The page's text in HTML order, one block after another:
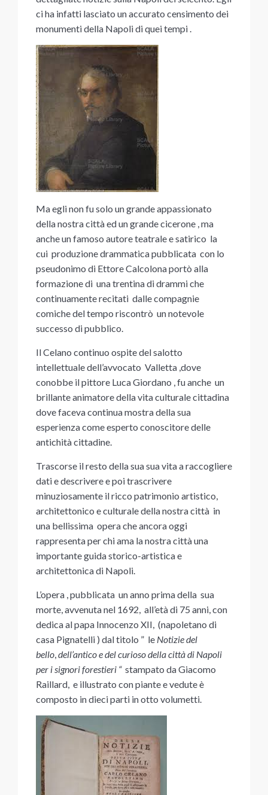
ci ha infatti lasciato un accurato censimento dei
monumenti della Napoli di quei tempi .
Ma egli non fu solo un grande appassionato
della nostra città ed un grande cicerone , ma
anche un famoso autore teatrale e satirico la
cui produzione drammatica pubblicata con lo
pseudonimo di Ettore Calcolona portò alla
formazione di una trentina di drammi che
continuamente recitati dalle compagnie
comiche del tempo riscontrò un notevole
successo di pubblico.
Il Celano continuo ospite del salotto
intellettuale dell’avvocato Valletta ,dove
conobbe il pittore Luca Giordano , fu anche un
brillante animatore della vita culturale cittadina
dove faceva continua mostra della sua
esperienza come esperto conoscitore delle
antichità cittadine.
Trascorse il resto della sua sua vita a raccogliere
dati e descrivere e poi trascrivere
minuziosamente il ricco patrimonio artistico,
architettonico e culturale della nostra città in
una bellissima opera che ancora oggi
rappresenta per chi ama la nostra città una
importante guida storico-artistica e
architettonica di Napoli.
L’opera , pubblicata un anno prima della sua
morte, avvenuta nel 1692, all’età di 75 anni, con
dedica al papa Innocenzo XII, (napoletano di
casa Pignatelli ) dal titolo ” le Notizie del
bello,dell’antico e del curioso della città di Napoli
per i signori forestieri “stampato da Giacomo
Raillard, e illustrato con piante e vedute è
composto in dieci parti in otto volumetti.